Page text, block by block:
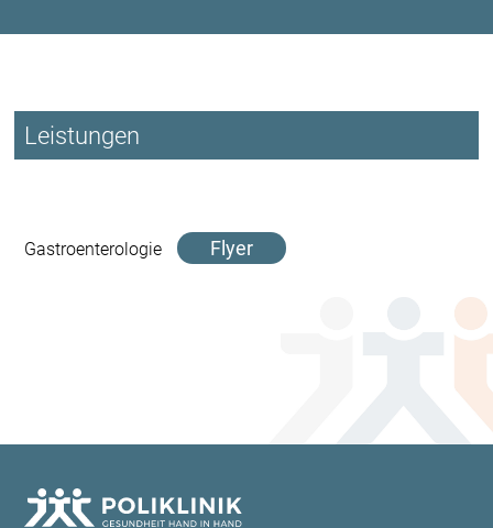
Leistungen
Gastroenterologie Flyer